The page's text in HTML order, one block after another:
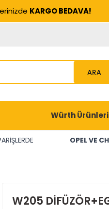
KARGO BEDAVA!
ARA
Würth Ürünleri
OPEL VE
W205